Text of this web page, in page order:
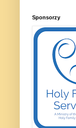
Sponsorzy